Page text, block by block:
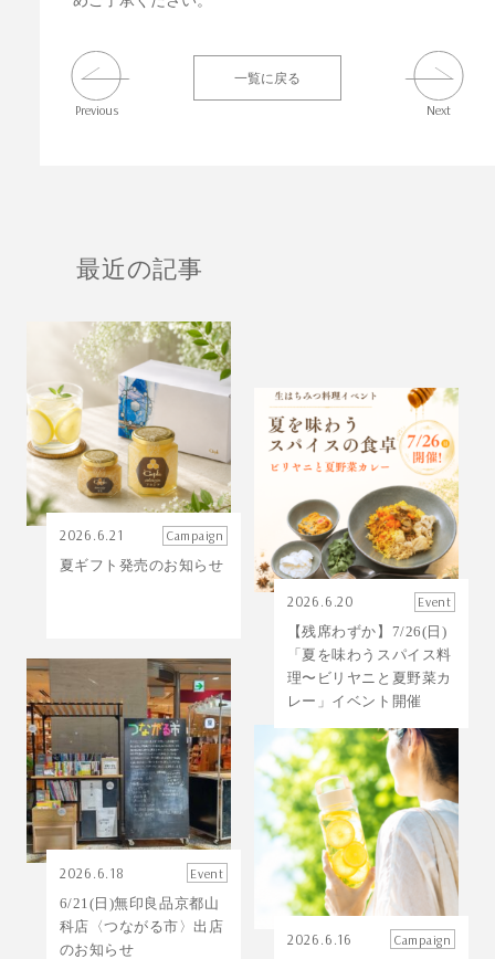
Previous
一覧に戻る
Next
最近の記事
2026.6.21
Campaign
夏ギフト発売のお知らせ
2026.6.20
Event
【残席わずか】7/26(日)
「夏を味わうスパイス料
理〜ビリヤニと夏野菜カ
レー」イベント開催
2026.6.18
Event
6/21(日)無印良品京都山
科店〈つながる市〉出店
のお知らせ
2026.6.16
Campaign